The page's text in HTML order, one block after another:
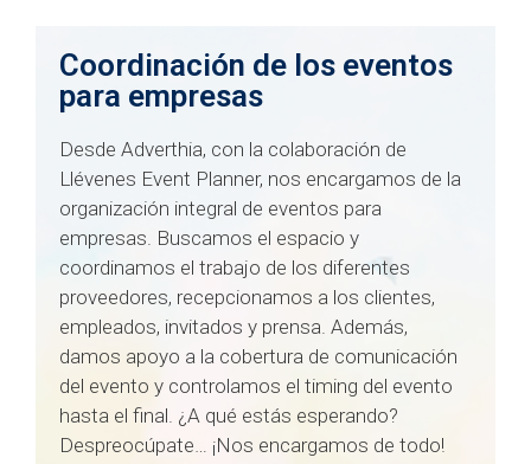
Coordinación de los eventos
para empresas
Desde Adverthia, con la colaboración de
Llévenes Event Planner, nos encargamos de la
organización integral de eventos para
empresas. Buscamos el espacio y
coordinamos el trabajo de los diferentes
proveedores, recepcionamos a los clientes,
empleados, invitados y prensa. Además,
damos apoyo a la cobertura de comunicación
del evento y controlamos el timing del evento
hasta el final. ¿A qué estás esperando?
Despreocúpate… ¡Nos encargamos de todo!